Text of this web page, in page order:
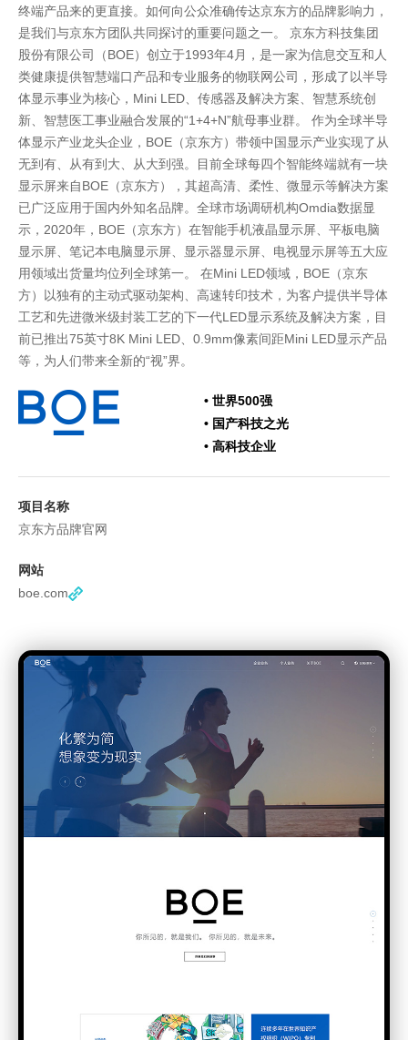
终端产品来的更直接。如何向公众准确传达京东方的品牌影响力，
是我们与京东方团队共同探讨的重要问题之一。
京东方科技集团
股份有限公司（BOE）创立于1993年4月，是一家为信息交互和人
类健康提供智慧端口产品和专业服务的物联网公司，形成了以半导
体显示事业为核心，Mini LED、传感器及解决方案、智慧系统创
新、智慧医工事业融合发展的“1+4+N”航母事业群。
作为全球半导
体显示产业龙头企业，BOE（京东方）带领中国显示产业实现了从
无到有、从有到大、从大到强。目前全球每四个智能终端就有一块
显示屏来自BOE（京东方），其超高清、柔性、微显示等解决方案
已广泛应用于国内外知名品牌。全球市场调研机构Omdia数据显
示，2020年，BOE（京东方）在智能手机液晶显示屏、平板电脑
显示屏、笔记本电脑显示屏、显示器显示屏、电视显示屏等五大应
用领域出货量均位列全球第一。
在Mini LED领域，BOE（京东
方）以独有的主动式驱动架构、高速转印技术，为客户提供半导体
工艺和先进微米级封装工艺的下一代LED显示系统及解决方案，目
前已推出75英寸8K Mini LED、0.9mm像素间距Mini LED显示产品
等，为人们带来全新的“视”界。
• 世界500强
• 国产科技之光
• 高科技企业
项目名称
京东方品牌官网
网站
boe.com